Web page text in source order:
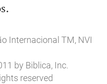
Internacional TM, NVI
by Biblica, Inc.
reserved